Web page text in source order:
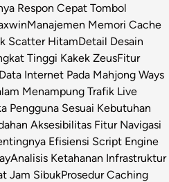
Respon Cepat Tombol
Manajemen Memori Cache
Scatter HitamDetail Desain
Tinggi Kakek ZeusFitur
Internet Pada Mahjong Ways
Menampung Trafik Live
Pengguna Sesuai Kebutuhan
Aksesibilitas Fitur Navigasi
Efisiensi Script Engine
Analisis Ketahanan Infrastruktur
Jam SibukProsedur Caching